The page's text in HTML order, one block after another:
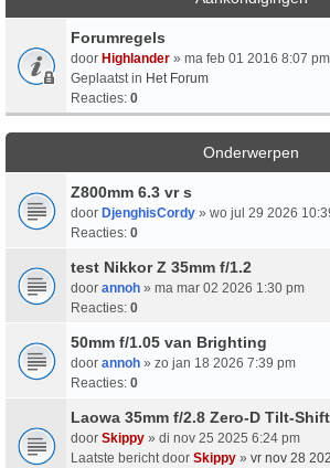
Forumregels
door Highlander » ma feb 01 2016 8:07 pm
Geplaatst in Het Forum
Reacties: 0
Onderwerpen
Z800mm 6.3 vr s
door DjenghisCordy » wo jul 29 2026
Reacties: 0
test Nikkor Z 35mm f/1.2
door annoh » ma mar 02 2026 1:30 pm
Reacties: 0
50mm f/1.05 van Brighting
door annoh » zo jan 18 2026 7:39 pm
Reacties: 0
Laowa 35mm f/2.8 Zero-D Tilt-
door Skippy » di nov 25 2025 6:24 pm
Laatste bericht door Skippy » vr nov 28